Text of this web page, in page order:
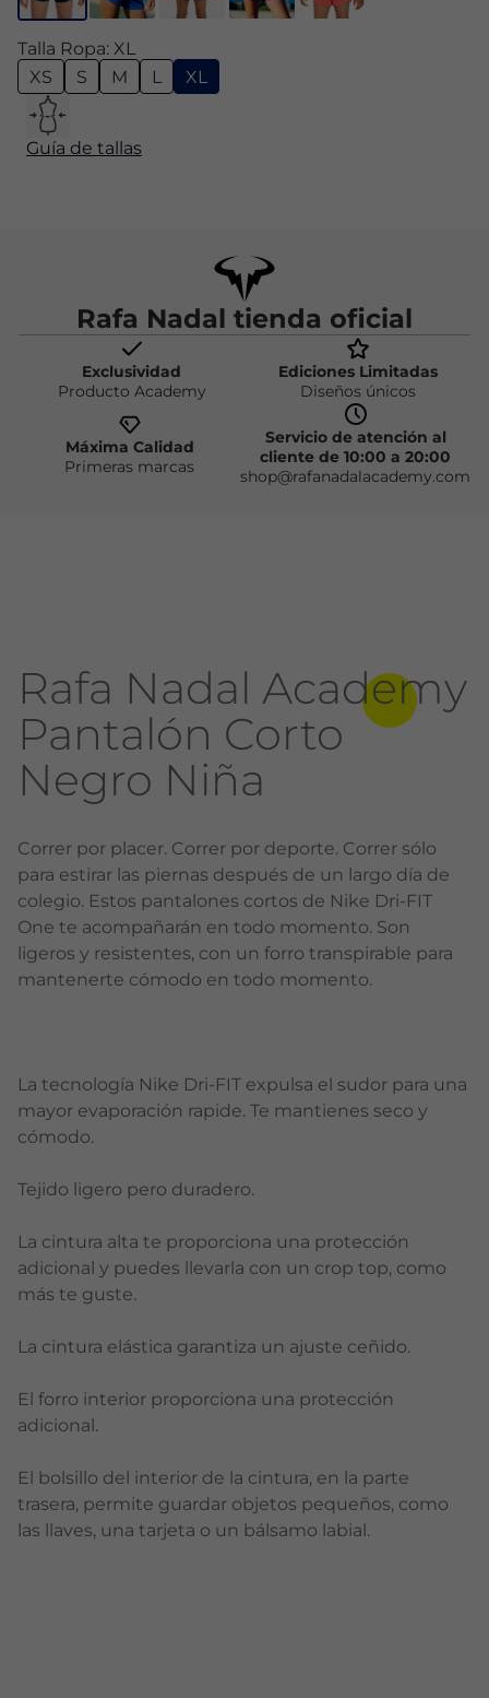
Talla Ropa: XL
XS
S M L XL
Guía de tallas
Rafa Nadal tienda oficial
Exclusividad
Producto Academy
Ediciones Limitadas
Diseños únicos
Máxima Calidad
Primeras marcas
Servicio de atención al
cliente de 10:00 a 20:00
shop@rafanadalacademy.com
Rafa Nadal Academy
Pantalón Corto
Negro Niña
Correr por placer. Correr por deporte. Correr sólo
para estirar las piernas después de un largo día de
colegio. Estos pantalones cortos de Nike Dri-FIT
One te acompañarán en todo momento. Son
ligeros y resistentes, con un forro transpirable para
mantenerte cómodo en todo momento.
La tecnología Nike Dri-FIT expulsa el sudor para una
mayor evaporación rapide. Te mantienes seco y
cómodo.
Tejido ligero pero duradero.
La cintura alta te proporciona una protección
adicional y puedes llevarla con un crop top, como
más te guste.
La cintura elástica garantiza un ajuste ceñido.
El forro interior proporciona una protección
adicional.
El bolsillo del interior de la cintura, en la parte
trasera, permite guardar objetos pequeños, como
las llaves, una tarjeta o un bálsamo labial.